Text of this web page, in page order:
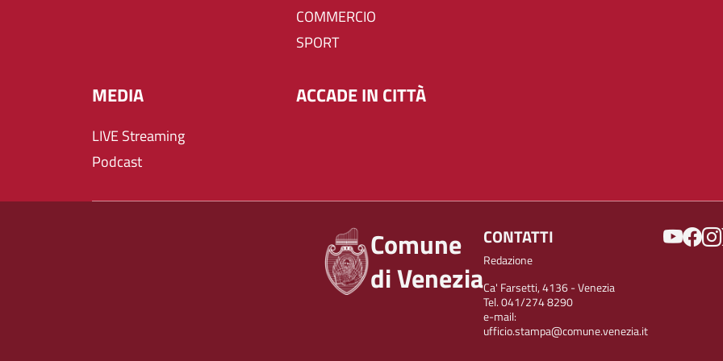
COMMERCIO
SPORT
MEDIA
LIVE Streaming
Podcast
ACCADE IN CITTÀ
Comune
di Venezia
CONTATTI
Redazione
Ca' Farsetti, 4136 - Venezia
Tel. 041/274 8290
e-mail:
ufficio.stampa@comune.venezia.it